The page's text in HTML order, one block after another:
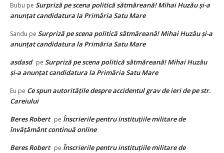
Bubu pe Surpriză pe scena politică sătmăreană! Mihai Huzău și-a
anunțat candidatura la Primăria Satu Mare
Sandu pe Surpriză pe scena politică sătmăreană! Mihai Huzău și-a
anunțat candidatura la Primăria Satu Mare
asdasd pe Surpriză pe scena politică sătmăreană! Mihai Huzău
și-a anunțat candidatura la Primăria Satu Mare
Eu pe Ce spun autorităţile despre accidentul grav de ieri de pe str.
Careiului
Beres Robert pe Înscrierile pentru instituțiile militare de
învățământ continuă online
Beres Robert pe Înscrierile pentru instituțiile militare de